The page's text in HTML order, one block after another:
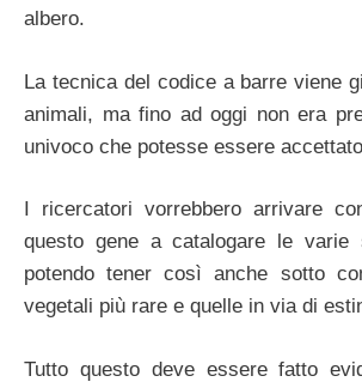
albero.
La tecnica del codice a barre viene
animali, ma fino ad oggi non era
univoco che potesse essere
I ricercatori vorrebbero arrivare
questo gene a catalogare le varie
potendo tener così anche sotto
vegetali più rare e quelle in via di
Tutto questo deve essere fatto